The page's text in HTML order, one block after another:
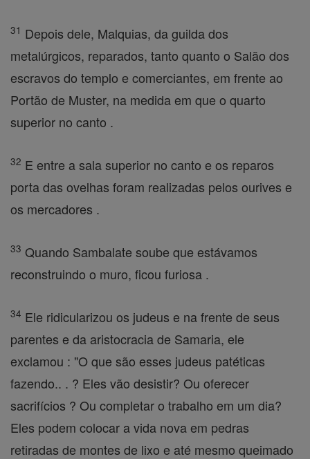
31 Depois dele, Malquias, da guilda dos
metalúrgicos, reparados, tanto quanto o Salão dos
escravos do templo e comerciantes, em frente ao
Portão de Muster, na medida em que o quarto
superior no canto .
32 E entre a sala superior no canto e os reparos
porta das ovelhas foram realizadas pelos ourives e
os mercadores .
33 Quando Sambalate soube que estávamos
reconstruindo o muro, ficou furiosa .
34 Ele ridicularizou os judeus e na frente de seus
parentes e da aristocracia de Samaria, ele
exclamou : "O que são esses judeus patéticas
fazendo.. . ? Eles vão desistir? Ou oferecer
sacrifícios ? Ou completar o trabalho em um dia?
Eles podem colocar a vida nova em pedras
retiradas de montes de lixo e até mesmo queimado